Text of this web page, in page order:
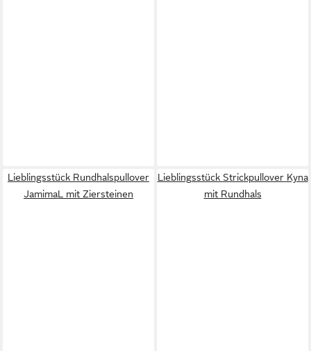
Lieblingsstück Rundhalspullover
JamimaL mit Ziersteinen
Lieblingsstück Strickpullover Kyna
mit Rundhals